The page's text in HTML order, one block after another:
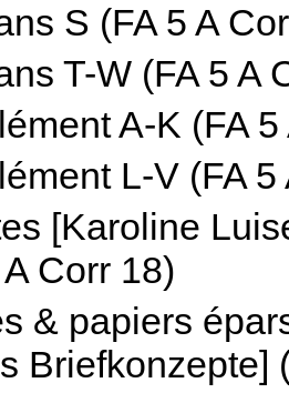
S (FA 5 A
T-W (FA 5 A
A-K (FA
L-V (FA 5
[Karoline
Corr 18)
& papiers
Briefkonzepte]